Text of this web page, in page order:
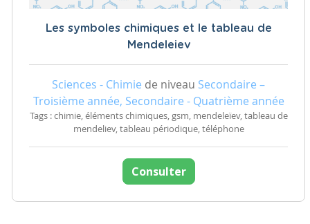
Les symboles chimiques et le tableau de
Mendeleiev
Sciences - Chimie de niveau Secondaire –
Troisième année, Secondaire - Quatrième année
Tags : chimie, éléments chimiques, gsm, mendeleïev, tableau de
mendeliev, tableau périodique, téléphone
Consulter